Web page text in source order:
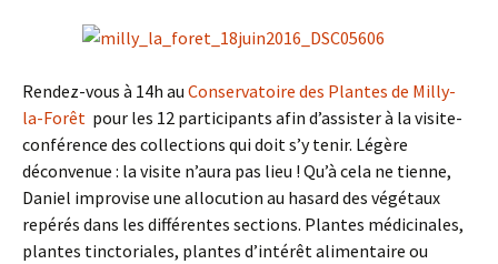
Rendez-vous à 14h au Conservatoire des Plantes de Milly-
la-Forêt pour les 12 participants afin d’assister à la visite-
conférence des collections qui doit s’y tenir. Légère
déconvenue : la visite n’aura pas lieu ! Qu’à cela ne tienne,
Daniel improvise une allocution au hasard des végétaux
repérés dans les différentes sections. Plantes médicinales,
plantes tinctoriales, plantes d’intérêt alimentaire ou